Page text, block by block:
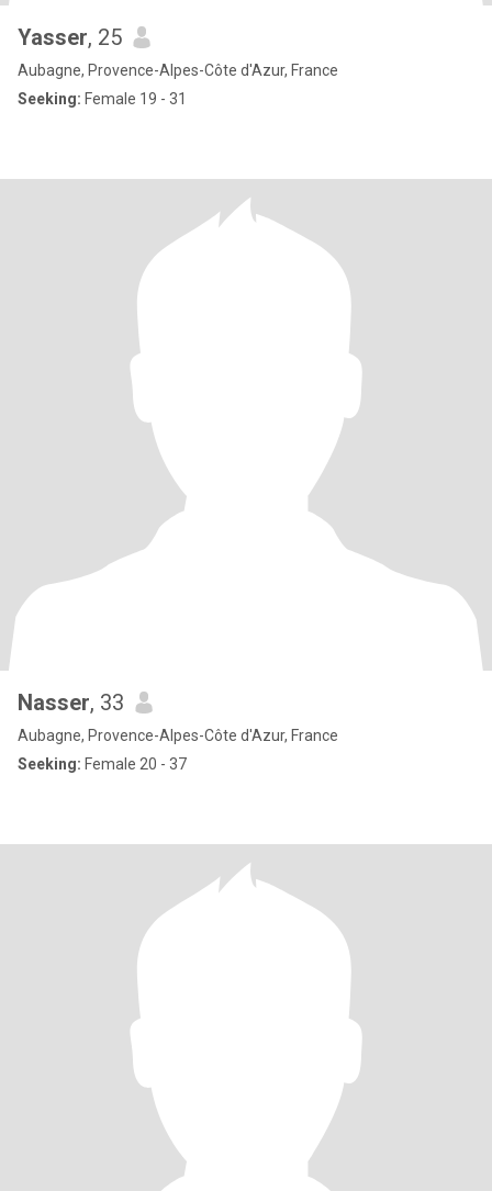
Yasser, 25
Aubagne, Provence-Alpes-Côte d'Azur, France
Seeking: Female 19 - 31
Nasser, 33
Aubagne, Provence-Alpes-Côte d'Azur, France
Seeking: Female 20 - 37